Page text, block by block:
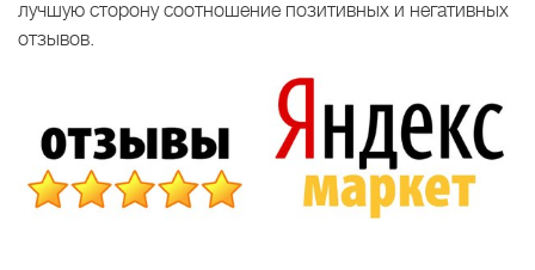
лучшую сторону соотношение позитивных и негативных
отзывов.